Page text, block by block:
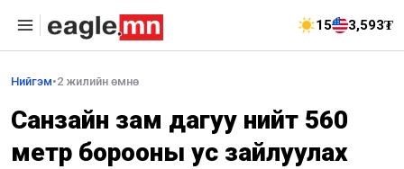
15 3,593₮
Нийгэм•2 жилийн өмнө
Санзайн зам дагуу нийт 560
метр борооны ус зайлуулах